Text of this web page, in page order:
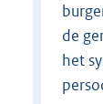
de
het